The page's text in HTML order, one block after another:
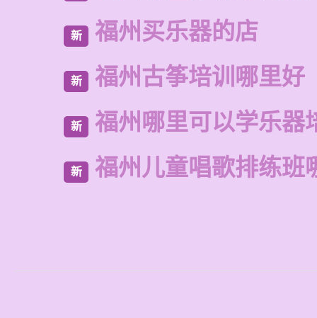
新 福州买乐器的店
新 福州古筝培训哪里好
新 福州哪里可以学乐器
新 福州儿童唱歌排练班